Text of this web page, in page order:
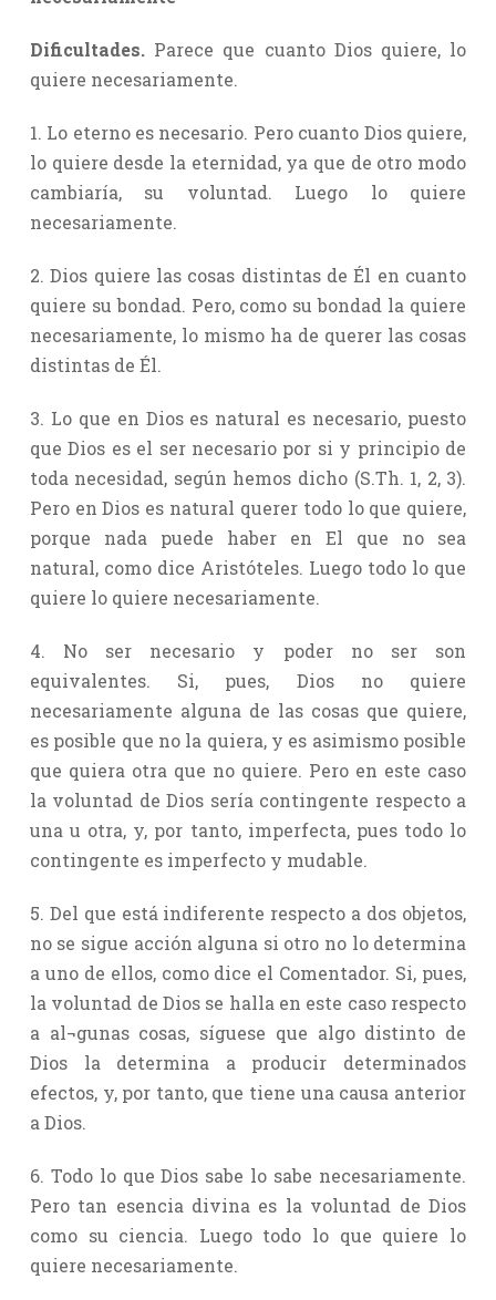
Dificultades. Parece que cuanto Dios quiere, lo
quiere necesariamente.
1. Lo eterno es necesario. Pero cuanto Dios quiere,
lo quiere desde la eternidad, ya que de otro modo
cambiaría, su voluntad. Luego lo quiere
necesariamente.
2. Dios quiere las cosas distintas de Él en cuanto
quiere su bondad. Pero, como su bondad la quiere
necesariamente, lo mismo ha de querer las cosas
distintas de Él.
3. Lo que en Dios es natural es necesario, puesto
que Dios es el ser necesario por si y principio de
toda necesidad, según hemos dicho (S.Th. 1, 2, 3).
Pero en Dios es natural querer todo lo que quiere,
porque nada puede haber en El que no sea
natural, como dice Aristóteles. Luego todo lo que
quiere lo quiere necesariamente.
4. No ser necesario y poder no ser son
equivalentes. Si, pues, Dios no quiere
necesariamente alguna de las cosas que quiere,
es posible que no la quiera, y es asimismo posible
que quiera otra que no quiere. Pero en este caso
la voluntad de Dios sería contingente respecto a
una u otra, y, por tanto, imperfecta, pues todo lo
contingente es imperfecto y mudable.
5. Del que está indiferente respecto a dos objetos,
no se sigue acción alguna si otro no lo determina
a uno de ellos, como dice el Comentador. Si, pues,
la voluntad de Dios se halla en este caso respecto
a al¬gunas cosas, síguese que algo distinto de
Dios la determina a producir determinados
efectos, y, por tanto, que tiene una causa anterior
a Dios.
6. Todo lo que Dios sabe lo sabe necesariamente.
Pero tan esencia divina es la voluntad de Dios
como su ciencia. Luego todo lo que quiere lo
quiere necesariamente.